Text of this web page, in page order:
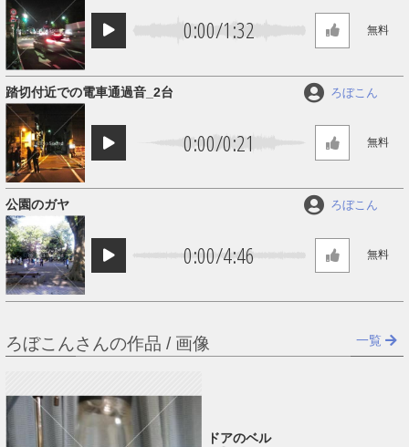
0:00/1:32 無料
0:00/0:21
踏切付近での電車通過音_2台 ろぼこん
無料
0:00/4:46
公園のガヤ ろぼこん
無料
ろぼこんさんの作品 / 画像 一覧
ドアのベル